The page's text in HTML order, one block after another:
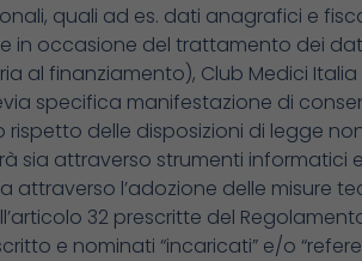
quali ad es. dati anagrafici e
in occasione del trattamento dei
finanziamento), Club Medici Italia
specifica manifestazione di
delle disposizioni di legge
sia attraverso strumenti
attraverso l’adozione delle misure
32 prescritte del
e nominati “incaricati” e/o